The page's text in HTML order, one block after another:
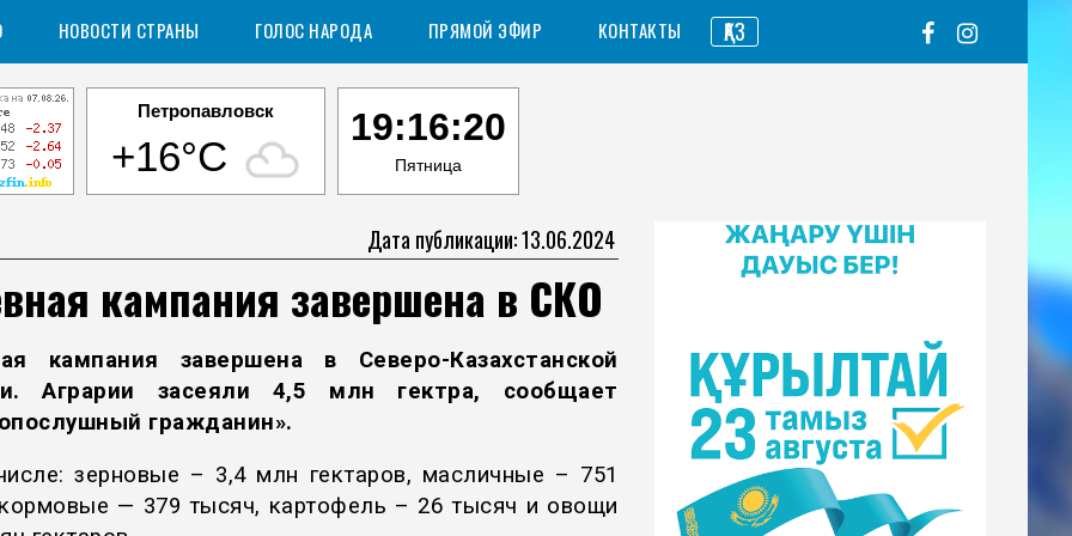
НОВОСТИ СТРАНЫ ГОЛОС НАРОДА ПРЯМОЙ ЭФИР КОНТАКТЫ ҚАЗ
Петропавловск
+16°C
19:16:21
Пятница
Дата публикации: 13.06.2024
кампания завершена в СКО
кампания завершена в Северо-Казахстанской
Аграрии засеяли 4,5 млн гектра, сообщает
гражданин».
зерновые – 3,4 млн гектаров, масличные – 751
— 379 тысяч, картофель – 26 тысяч и овощи